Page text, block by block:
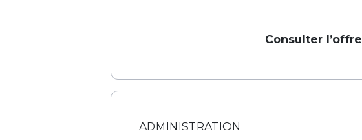
Consulter l’offre
ADMINISTRATION